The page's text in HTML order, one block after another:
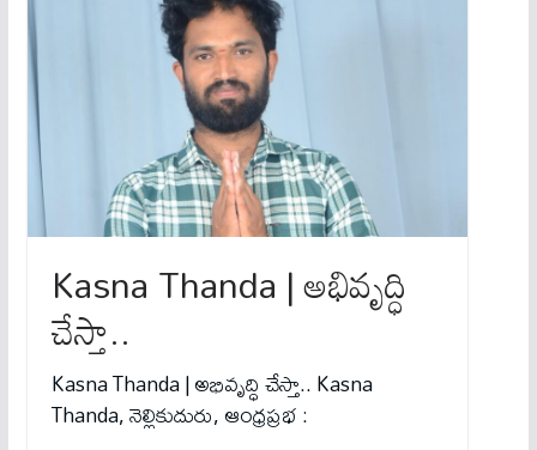
Kasna Thanda | అభివృద్ధి
చేస్తా..
Kasna Thanda | అభివృద్ధి చేస్తా.. Kasna
Thanda, నెల్లికుదురు, ఆంధ్రప్రభ :